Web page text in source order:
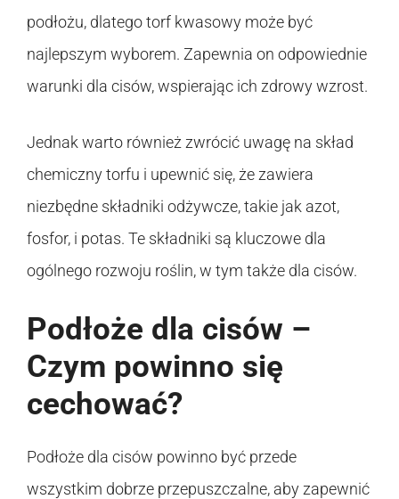
podłożu, dlatego torf kwasowy może być
najlepszym wyborem. Zapewnia on odpowiednie
warunki dla cisów, wspierając ich zdrowy wzrost.
Jednak warto również zwrócić uwagę na skład
chemiczny torfu i upewnić się, że zawiera
niezbędne składniki odżywcze, takie jak azot,
fosfor, i potas. Te składniki są kluczowe dla
ogólnego rozwoju roślin, w tym także dla cisów.
Podłoże dla cisów –
Czym powinno się
cechować?
Podłoże dla cisów powinno być przede
wszystkim dobrze przepuszczalne, aby zapewnić